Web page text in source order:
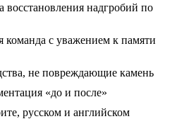
восстановления надгробий по
команда с уважением к памяти
не повреждающие камень
«до и после»
русском и английском